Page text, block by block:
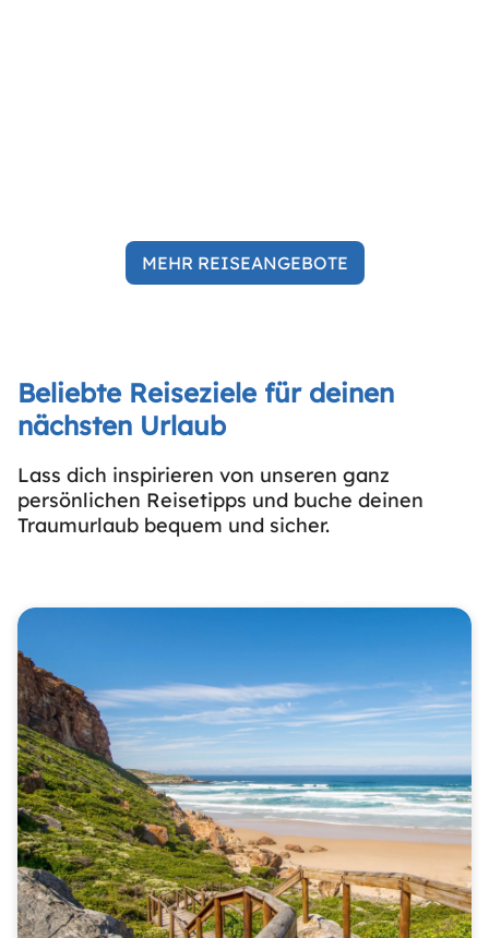
MEHR REISEANGEBOTE
Beliebte Reiseziele für deinen
nächsten Urlaub
Lass dich inspirieren von unseren ganz
persönlichen Reisetipps und buche deinen
Traumurlaub bequem und sicher.